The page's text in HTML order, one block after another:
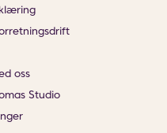
oss
Studio